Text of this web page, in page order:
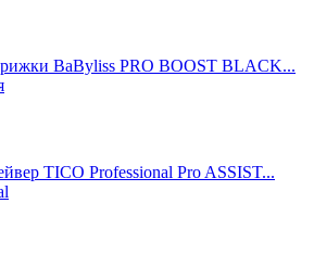
BaByliss PRO BOOST BLACK...
TICO Professional Pro ASSIST...